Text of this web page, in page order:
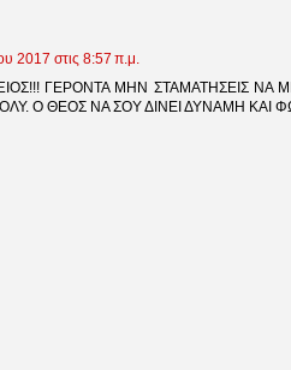
2017 στις 8:57 π.μ.
ΓΕΡΟΝΤΑ ΜΗΝ ΣΤΑΜΑΤΗΣΕΙΣ ΝΑ
Ο ΘΕΟΣ ΝΑ ΣΟΥ ΔΙΝΕΙ ΔΥΝΑΜΗ ΚΑΙ